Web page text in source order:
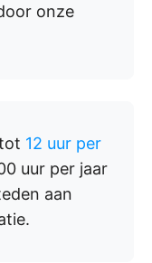
onze
12 uur per
uur per jaar
aan